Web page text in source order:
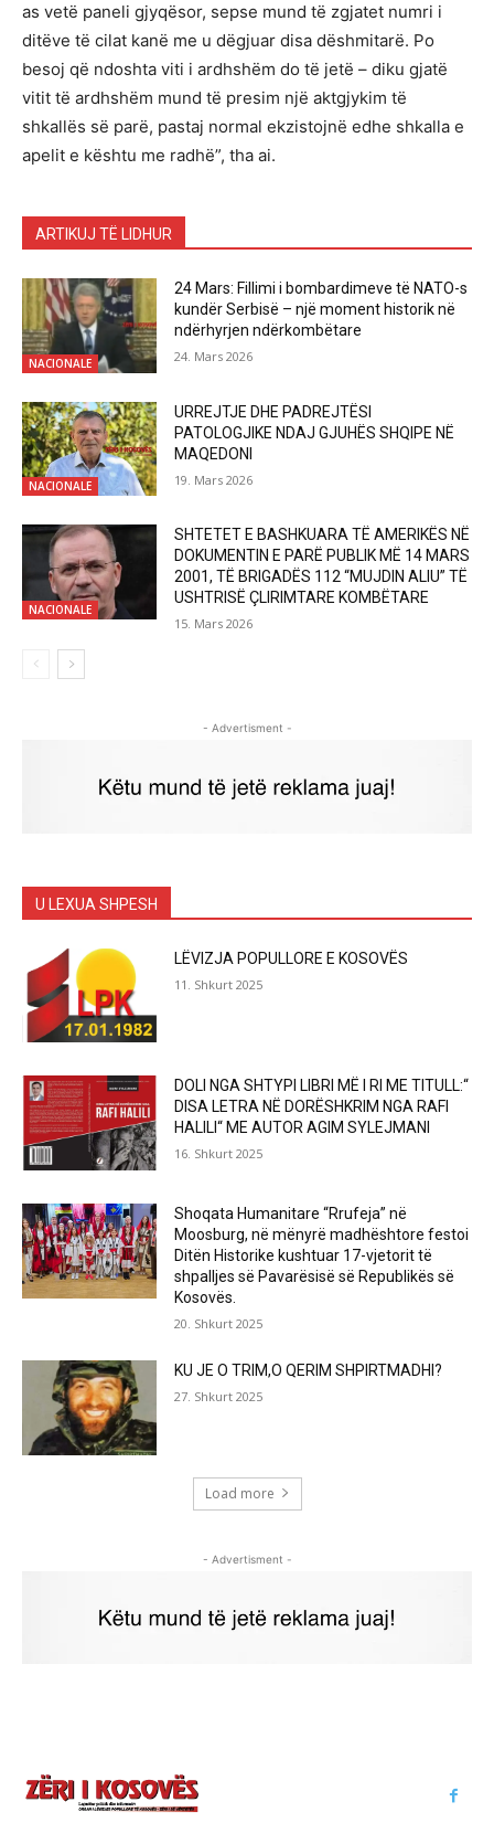
as vetë paneli gjyqësor, sepse mund të zgjatet numri i
ditëve të cilat kanë me u dëgjuar disa dëshmitarë. Po
besoj që ndoshta viti i ardhshëm do të jetë – diku gjatë
vitit të ardhshëm mund të presim një aktgjykim të
shkallës së parë, pastaj normal ekzistojnë edhe shkalla e
apelit e kështu me radhë”, tha ai.
ARTIKUJ TË LIDHUR
NACIONALE
24 Mars: Fillimi i bombardimeve të NATO-s
kundër Serbisë – një moment historik në
ndërhyrjen ndërkombëtare
24. Mars 2026
NACIONALE
URREJTJE DHE PADREJTËSI
PATOLOGJIKE NDAJ GJUHËS SHQIPE NË
MAQEDONI
19. Mars 2026
NACIONALE
SHTETET E BASHKUARA TË AMERIKËS NË
DOKUMENTIN E PARË PUBLIK MË 14 MARS
2001, TË BRIGADËS 112 “MUJDIN ALIU” TË
USHTRISË ÇLIRIMTARE KOMBËTARE
15. Mars 2026
- Advertisment -
U LEXUA SHPESH
LËVIZJA POPULLORE E KOSOVËS
11. Shkurt 2025
DOLI NGA SHTYPI LIBRI MË I RI ME TITULL:“
DISA LETRA NË DORËSHKRIM NGA RAFI
HALILI“ ME AUTOR AGIM SYLEJMANI
16. Shkurt 2025
Shoqata Humanitare “Rrufeja” në
Moosburg, në mënyrë madhështore festoi
Ditën Historike kushtuar 17-vjetorit të
shpalljes së Pavarësisë së Republikës së
Kosovës.
20. Shkurt 2025
KU JE O TRIM,O QERIM SHPIRTMADHI?
27. Shkurt 2025
Load more
- Advertisment -